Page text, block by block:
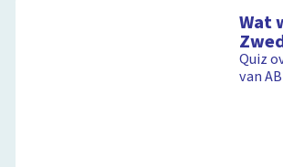
heeft
Wat
Quiz
van